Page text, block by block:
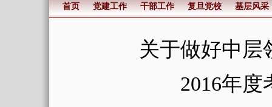
首页 党建工作 干部工作 复旦党校 基层风采
关于做好中层
2016年度